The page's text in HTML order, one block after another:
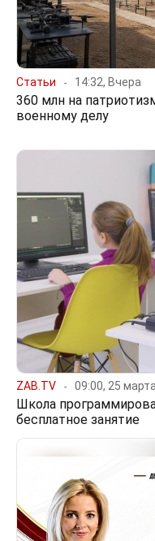
Статьи 14:32, Вчера
360 млн на
военному делу
ZAB.TV 09:00, 25
Школа
бесплатное занятие